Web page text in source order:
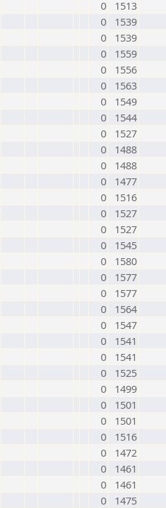
0
1513
0
1539
0
1539
0
1559
0
1556
0
1563
0
1549
0
1544
0
1527
0
1488
0
1488
0
1477
0
1516
0
1527
0
1527
0
1545
0
1580
0
1577
0
1577
0
1564
0
1547
0
1541
0
1541
0
1525
0
1499
0
1501
0
1501
0
1516
0
1472
0
1461
0
1461
0
1475